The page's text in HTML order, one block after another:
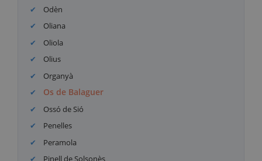
Odèn
Oliana
Oliola
Olius
Organyà
Os de Balaguer
Ossó de Sió
Penelles
Peramola
Pinell de Solsonès